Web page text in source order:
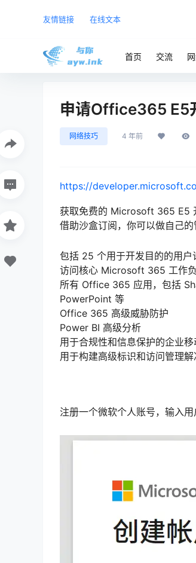
友情链接 在线文本
首页 交流
申请Office365 E5
网络技巧 4 年前
https://
获取免费的 Microsoft 365 E5
借助沙盒订阅，你可以做自己的
包括 25 个用于开发目的的用户
访问核心 Microsoft 365 工作
所有 Office 365 应用，包括
PowerPoint 等
Office 365 高级威胁防护
Power BI 高级分析
用于合规性和信息保护的企业
用于构建高级标识和访问管理
注册一个微软个人账号，输入用